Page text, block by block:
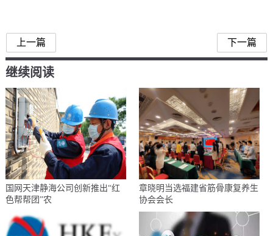
上一篇 下一篇
继续阅读
国网天津静海公司创新推出“红
色帮帮团”农
章晓明当选福建省筋骨康复养生
协会会长